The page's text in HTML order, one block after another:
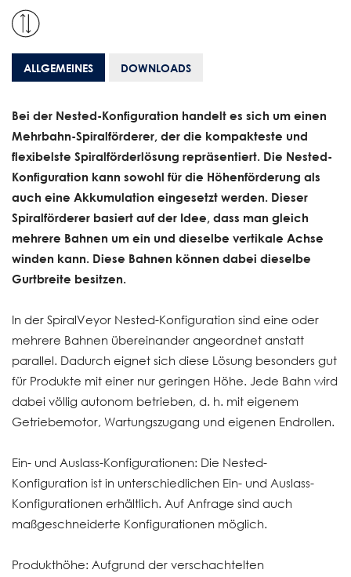
ALLGEMEINES DOWNLOADS
Bei der Nested-Konfiguration handelt es sich um einen
Mehrbahn-Spiralförderer, der die kompakteste und
flexibelste Spiralförderlösung repräsentiert. Die Nested-
Konfiguration kann sowohl für die Höhenförderung als
auch eine Akkumulation eingesetzt werden. Dieser
Spiralförderer basiert auf der Idee, dass man gleich
mehrere Bahnen um ein und dieselbe vertikale Achse
winden kann. Diese Bahnen können dabei dieselbe
Gurtbreite besitzen.
In der SpiralVeyor Nested-Konfiguration sind eine oder
mehrere Bahnen übereinander angeordnet anstatt
parallel. Dadurch eignet sich diese Lösung besonders gut
für Produkte mit einer nur geringen Höhe. Jede Bahn wird
dabei völlig autonom betrieben, d. h. mit eigenem
Getriebemotor, Wartungszugang und eigenen Endrollen.
Ein- und Auslass-Konfigurationen: Die Nested-
Konfiguration ist in unterschiedlichen Ein- und Auslass-
Konfigurationen erhältlich. Auf Anfrage sind auch
maßgeschneiderte Konfigurationen möglich.
Produkthöhe: Aufgrund der verschachtelten